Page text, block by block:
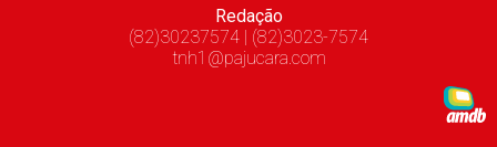
Redação
(82)30237574 | (82)3023-7574
tnh1@pajucara.com